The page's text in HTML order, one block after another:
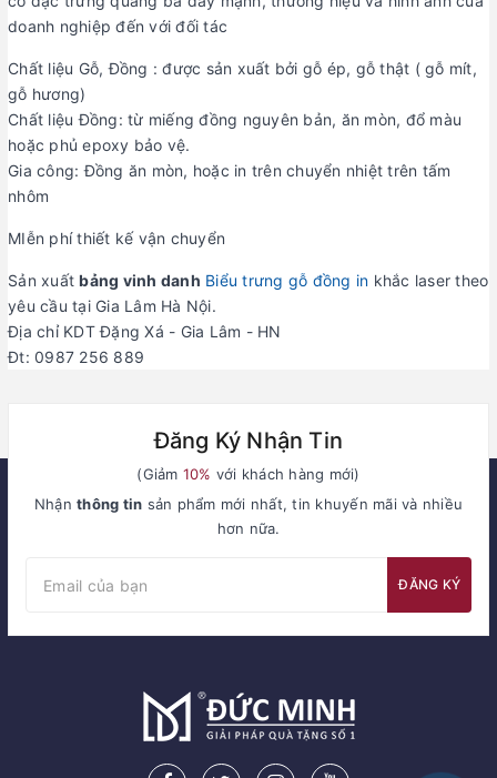
doanh nghiệp đến với đối tác
Chất liệu Gỗ, Đồng : được sản xuất bởi gỗ ép, gỗ thật ( gỗ mít,
gỗ hương)
Chất liệu Đồng: từ miếng đồng nguyên bản, ăn mòn, đổ màu
hoặc phủ epoxy bảo vệ.
Gia công: Đồng ăn mòn, hoặc in trên chuyển nhiệt trên tấm
nhôm
MIễn phí thiết kế vận chuyển
Sản xuấtbảng vinh danh Biểu trưng gỗ đồng in khắc laser theo
yêu cầu tại Gia Lâm Hà Nội.
Địa chỉ KDT Đặng Xá - Gia Lâm - HN
Đt: 0987 256 889
Đăng Ký Nhận Tin
(Giảm 10% với khách hàng mới)
Nhậnthông tin sản phẩm mới nhất, tin khuyến mãi và nhiều
hơn nữa.
ĐĂNG KÝ